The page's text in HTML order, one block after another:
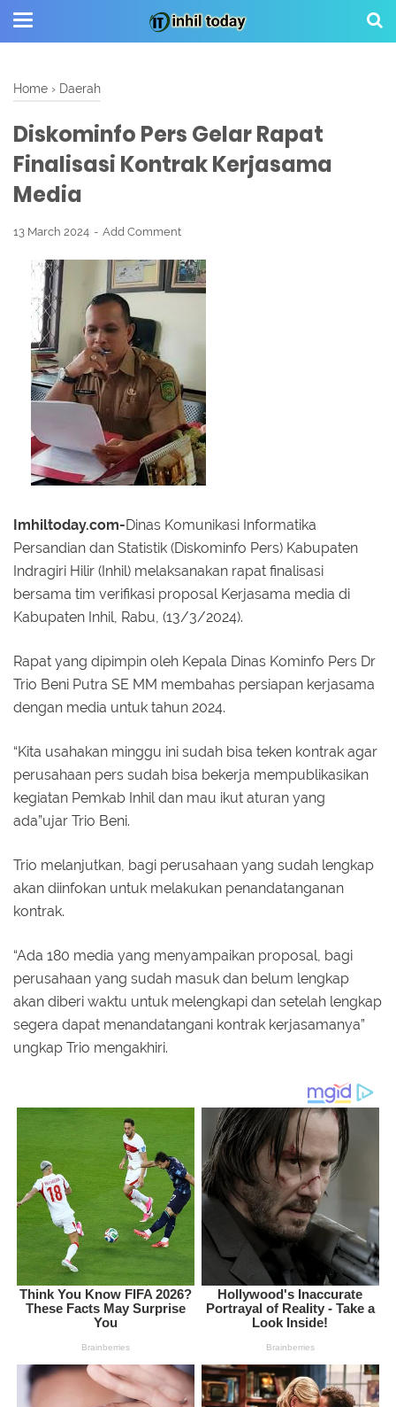
Home › Daerah
Diskominfo Pers Gelar Rapat
Finalisasi Kontrak Kerjasama
Media
13 March 2024 Add Comment
Imhiltoday.com-Dinas Komunikasi Informatika
Persandian dan Statistik (Diskominfo Pers) Kabupaten
Indragiri Hilir (Inhil) melaksanakan rapat finalisasi
bersama tim verifikasi proposal Kerjasama media di
Kabupaten Inhil, Rabu, (13/3/2024).
Rapat yang dipimpin oleh Kepala Dinas Kominfo Pers Dr
Trio Beni Putra SE MM membahas persiapan kerjasama
dengan media untuk tahun 2024.
“Kita usahakan minggu ini sudah bisa teken kontrak agar
perusahaan pers sudah bisa bekerja mempublikasikan
kegiatan Pemkab Inhil dan mau ikut aturan yang
ada”ujar Trio Beni.
Trio melanjutkan, bagi perusahaan yang sudah lengkap
akan diinfokan untuk melakukan penandatanganan
kontrak.
“Ada 180 media yang menyampaikan proposal, bagi
perusahaan yang sudah masuk dan belum lengkap
akan diberi waktu untuk melengkapi dan setelah lengkap
segera dapat menandatangani kontrak kerjasamanya”
ungkap Trio mengakhiri.